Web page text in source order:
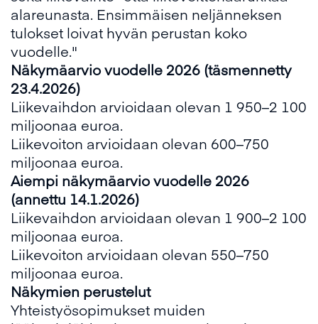
alareunasta. Ensimmäisen neljänneksen
tulokset loivat hyvän perustan koko
vuodelle."
Näkymäarvio vuodelle 2026 (täsmennetty
23.4.2026)
Liikevaihdon arvioidaan olevan 1 950–2 100
miljoonaa euroa.
Liikevoiton arvioidaan olevan 600–750
miljoonaa euroa.
Aiempi näkymäarvio vuodelle 2026
(annettu 14.1.2026)
Liikevaihdon arvioidaan olevan 1 900–2 100
miljoonaa euroa.
Liikevoiton arvioidaan olevan 550–750
miljoonaa euroa.
Näkymien perustelut
Yhteistyösopimukset muiden